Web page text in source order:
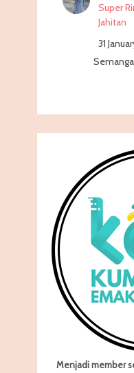
Super
Jahitan
31
Menjadi member